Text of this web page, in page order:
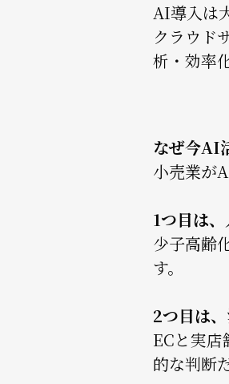
AI導入は
クラウド
析・効率
なぜ今AI
小売業が
1つ目は、
少子高齢
す。
2つ目は、
ECと実
的な判断